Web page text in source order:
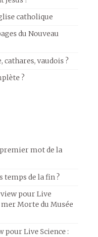
catholique
du Nouveau
vaudois ?
?
mot de la
temps de la fin ?
pour Live
mer Morte du Musée
pour Live Science :